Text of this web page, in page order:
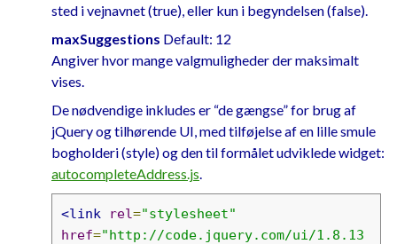
sted i vejnavnet (true), eller kun i begyndelsen (false).
maxSuggestions Default: 12
Angiver hvor mange valgmuligheder der maksimalt
vises.
De nødvendige inkludes er “de gængse” for brug af
jQuery og tilhørende UI, med tilføjelse af en lille smule
bogholderi (style) og den til formålet udviklede widget:
autocompleteAddress.js.
<link rel="stylesheet"
href="http://code.jquery.com/ui/1.8.13